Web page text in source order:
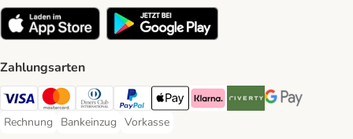
Zahlungsarten
Visa Payment Method
Mastercard Payment Method
Diners Club Payment Method
PayPal Payment Method
Apple Pay Payment Method
Klarna Payment Method
Riverty Payment Method
Google Pay
Rechnung
Rechnung Payment Method
Bankeinzug
Bankeinzug Payment Method
Vorkasse
Vorkasse Payment Method